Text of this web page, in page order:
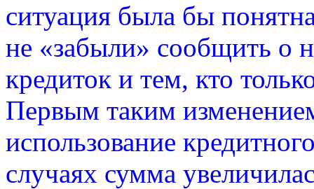
ситуация была бы
не «забыли» сообщить о
кредиток и тем, кто
Первым таким
использование
случаях сумма